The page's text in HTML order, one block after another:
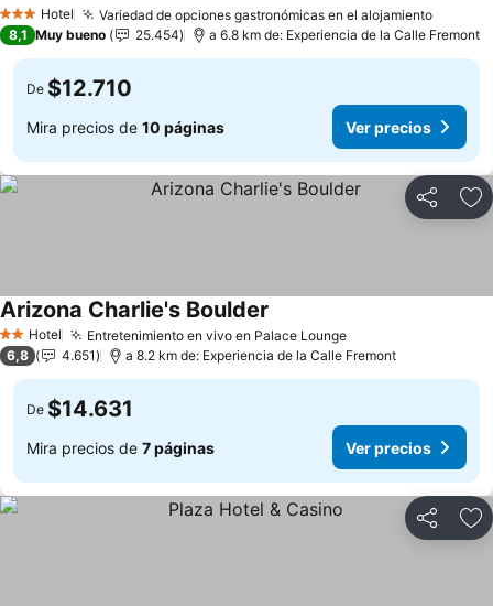
3 Estrellas
Hotel Variedad de opciones gastronómicas en el alojamientoVer
8,1 Muy bueno 25.454 a 6.8 km de: Experiencia de la Calle Fremont
De $12.710
Mira precios de 10 páginas Ver precios
Compartir
2 Estrellas
Hotel Entretenimiento en vivo en Palace LoungeVer precios
Arizona Charlie's Boulder
6,8 4.651 a 8.2 km de: Experiencia de la Calle Fremont
De $14.631
Mira precios de 7 páginas Ver precios
Compartir